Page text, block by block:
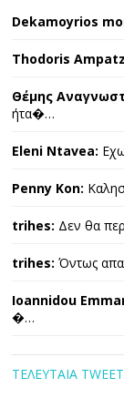
Dekamoyrios
Thodoris
Θέμης
ήτα�…
Eleni Ntavea:
Penny Kon:
trihes: Δεν θα
trihes: Όντως
Ioannidou
�…
ΤΕΛΕΥΤΑΙΑ